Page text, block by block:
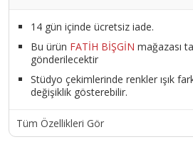
14 gün içinde ücretsiz iade.
Bu ürün FATİH BİŞGİN mağazası
gönderilecektir
Stüdyo çekimlerinde renkler ışık
değişiklik gösterebilir.
Tüm Özellikleri Gör